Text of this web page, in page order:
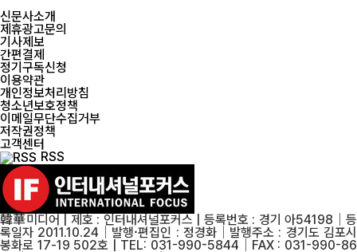
신문사소개
제휴광고문의
기사제보
간편결제
정기구독신청
이용약관
개인정보처리방침
청소년보호정책
이메일무단수집거부
저작권정책
고객센터
RSS
韓華미디어 | 제호 : 인터내셔널포커스 | 등록번호 : 경기 아54198│등
록일자 2011.10.24│발행·편집인 : 정경화│발행주소 : 경기도 김포시
봉화로 17-19 502호 | TEL: 031-990-5844│FAX : 031-990-86